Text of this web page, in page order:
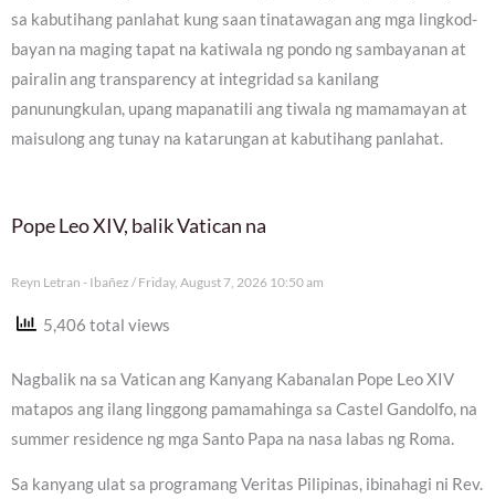
sa kabutihang panlahat kung saan tinatawagan ang mga lingkod-
bayan na maging tapat na katiwala ng pondo ng sambayanan at
pairalin ang transparency at integridad sa kanilang
panunungkulan, upang mapanatili ang tiwala ng mamamayan at
maisulong ang tunay na katarungan at kabutihang panlahat.
Pope Leo XIV, balik Vatican na
Reyn Letran - Ibañez Friday, August 7, 2026 10:50 am
5,406 total views
Nagbalik na sa Vatican ang Kanyang Kabanalan Pope Leo XIV
matapos ang ilang linggong pamamahinga sa Castel Gandolfo, na
summer residence ng mga Santo Papa na nasa labas ng Roma.
Sa kanyang ulat sa programang Veritas Pilipinas, ibinahagi ni Rev.